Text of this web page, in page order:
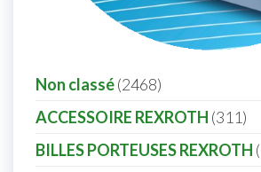
Non classé 2468
ACCESSOIRE REXROTH 311
BILLES PORTEUSES REXROTH